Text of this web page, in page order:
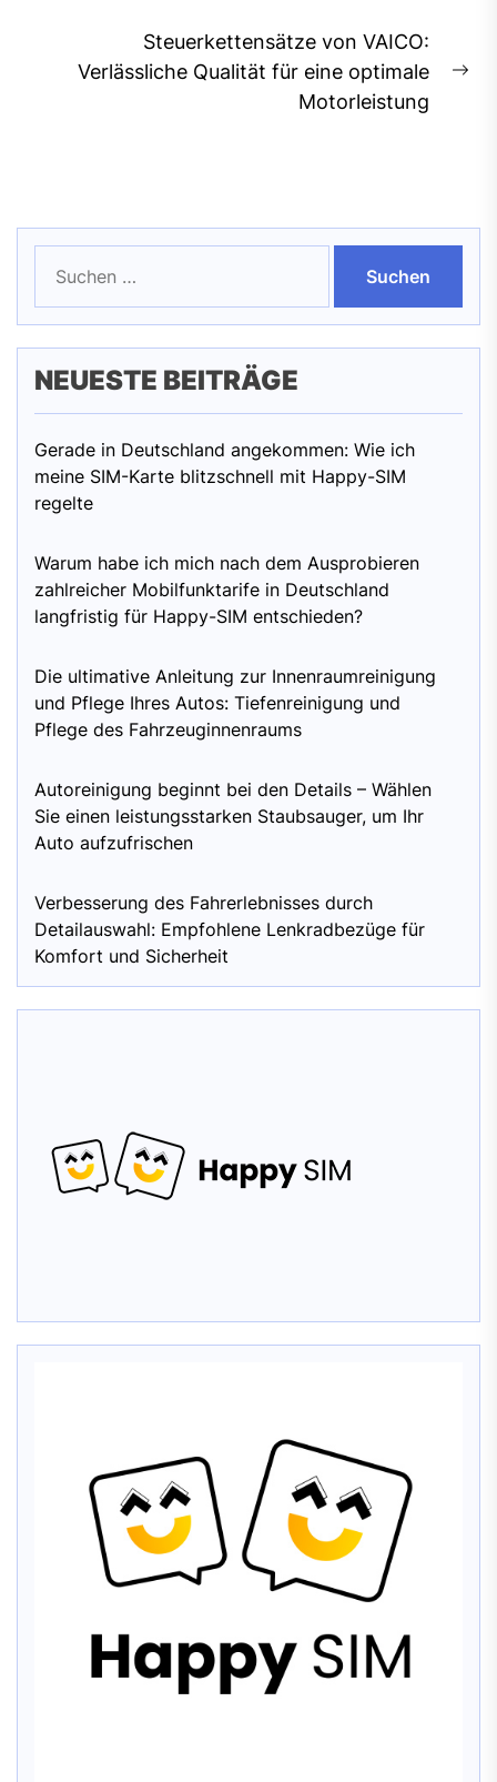
Steuerkettensätze von VAICO:
Verlässliche Qualität für eine optimale
Motorleistung
nach:
NEUESTE BEITRÄGE
Gerade in Deutschland angekommen: Wie ich
meine SIM-Karte blitzschnell mit Happy-SIM
regelte
Warum habe ich mich nach dem Ausprobieren
zahlreicher Mobilfunktarife in Deutschland
langfristig für Happy-SIM entschieden?
Die ultimative Anleitung zur Innenraumreinigung
und Pflege Ihres Autos: Tiefenreinigung und
Pflege des Fahrzeuginnenraums
Autoreinigung beginnt bei den Details – Wählen
Sie einen leistungsstarken Staubsauger, um Ihr
Auto aufzufrischen
Verbesserung des Fahrerlebnisses durch
Detailauswahl: Empfohlene Lenkradbezüge für
Komfort und Sicherheit